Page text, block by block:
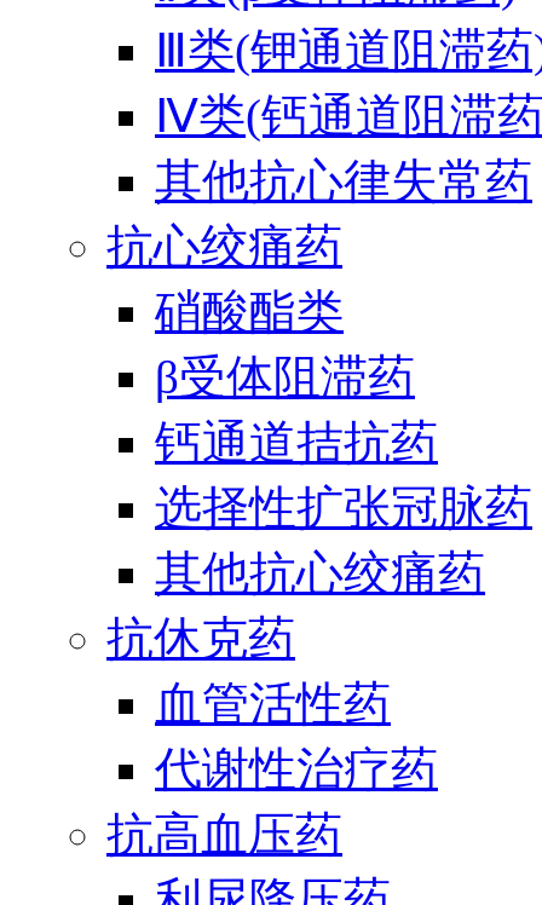
Ⅲ类(钾通道阻滞
Ⅳ类(钙通道阻滞
其他抗心律失常药
抗心绞痛药
硝酸酯类
β受体阻滞药
钙通道拮抗药
选择性扩张冠脉药
其他抗心绞痛药
抗休克药
血管活性药
代谢性治疗药
抗高血压药